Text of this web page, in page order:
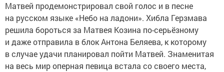
Матвей продемонстрировал свой голос и в песне
на русском языке «Небо на ладони». Хибла Герзмава
решила бороться за Матвея Козина по-серьёзному
и даже отправила в блок Антона Беляева, к которому
в случае удачи планировал пойти Матвей. Знаменитая
на весь мир оперная певица встала со своего места,